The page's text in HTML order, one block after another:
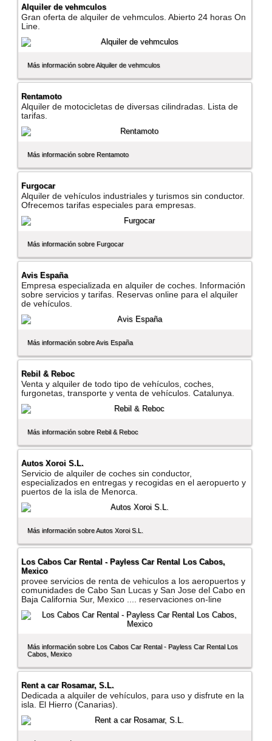
Alquiler de vehmculos
Gran oferta de alquiler de vehmculos. Abierto 24 horas On
Line.
Más información sobre Alquiler de vehmculos
Rentamoto
Alquiler de motocicletas de diversas cilindradas. Lista de
tarifas.
Más información sobre Rentamoto
Furgocar
Alquiler de vehí­culos industriales y turismos sin conductor.
Ofrecemos tarifas especiales para empresas.
Más información sobre Furgocar
Avis España
Empresa especializada en alquiler de coches. Información
sobre servicios y tarifas. Reservas online para el alquiler
de vehí­culos.
Más información sobre Avis España
Rebil & Reboc
Venta y alquiler de todo tipo de vehí­culos, coches,
furgonetas, transporte y venta de vehí­culos. Catalunya.
Más información sobre Rebil & Reboc
Autos Xoroi S.L.
Servicio de alquiler de coches sin conductor,
especializados en entregas y recogidas en el aeropuerto y
puertos de la isla de Menorca.
Más información sobre Autos Xoroi S.L.
Los Cabos Car Rental - Payless Car Rental Los Cabos,
Mexico
provee servicios de renta de vehiculos a los aeropuertos y
comunidades de Cabo San Lucas y San Jose del Cabo en
Baja California Sur, Mexico .... reservaciones on-line
Más información sobre Los Cabos Car Rental - Payless Car Rental Los
Cabos, Mexico
Rent a car Rosamar, S.L.
Dedicada a alquiler de vehí­culos, para uso y disfrute en la
isla. El Hierro (Canarias).